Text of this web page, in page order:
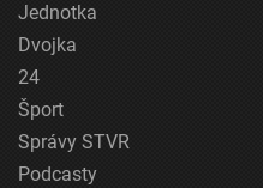
Jednotka
Dvojka
24
Šport
Správy STVR
Podcasty